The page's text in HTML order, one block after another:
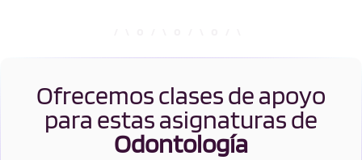
Ofrecemos clases de apoyo
para estas asignaturas de
Odontología